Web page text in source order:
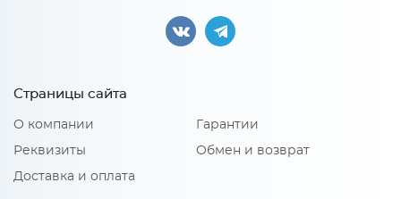
Страницы сайта
О компании
Реквизиты
Доставка и оплата
Гарантии
Обмен и возврат